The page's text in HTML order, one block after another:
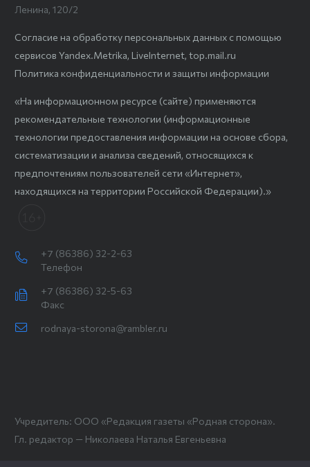
Ленина, 120/2
Согласие на обработку персональных данных с помощью
сервисов Yandex.Metrika, LiveInternet, top.mail.ru
Политика конфиденциальности и защиты информации
«На информационном ресурсе (сайте) применяются
рекомендательные технологии (информационные
технологии предоставления информации на основе сбора,
систематизации и анализа сведений, относящихся к
предпочтениям пользователей сети «Интернет»,
находящихся на территории Российской Федерации).»
+7 (86386) 32-2-63
Телефон
+7 (86386) 32-5-63
Факс
rodnaya-storona@rambler.ru
Учредитель: ООО «Редакция газеты «Родная сторона».
Гл. редактор — Николаева Наталья Евгеньевна